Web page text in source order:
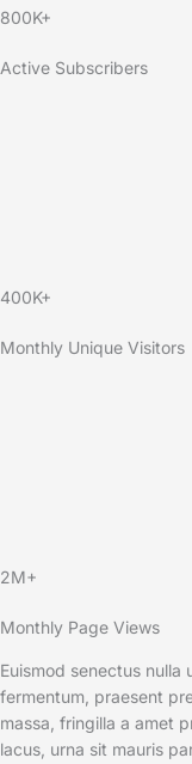
800K+
Active Subscribers
400K+
Monthly Unique Visitors
2M+
Monthly Page Views
Euismod senectus
fermentum, praesent
massa, fringilla a amet
lacus, urna sit mauris